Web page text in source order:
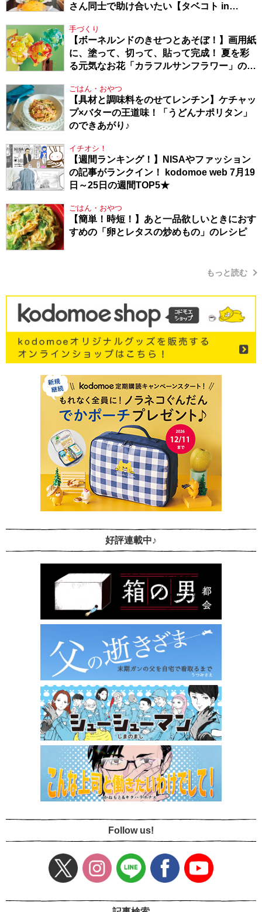
さん同士で助け合いたい【タベコト in
手づくり
【ボーネルンドのきせつとあそぼ！】画用紙
に、塗って、切って、貼って完成！ 夏を彩
る元気なお花「カラフルサンフラワー」の作
ごはん・おやつ
【具材と調味料をのせてレンチン】ケチャッ
プ×バターの王道味！「うどんナポリタン」
のできあがり♪
イチオシ！
【週間ランキング！】NISAやファッション
の記事がランクイン！ kodomoe web 7月19
日～25日の週間TOP5★
ごはん・おやつ
【簡単！時短！】あと一品欲しいときにおす
すめの「卵とレタスの炒めもの」のレシピ
もっと読む
好評連載中♪
Follow us!